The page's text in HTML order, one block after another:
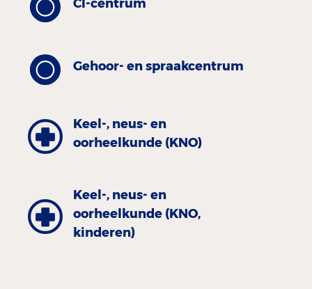
CI-centrum
Gehoor- en spraakcentrum
Keel-, neus- en
oorheelkunde (KNO)
Keel-, neus- en
oorheelkunde (KNO,
kinderen)